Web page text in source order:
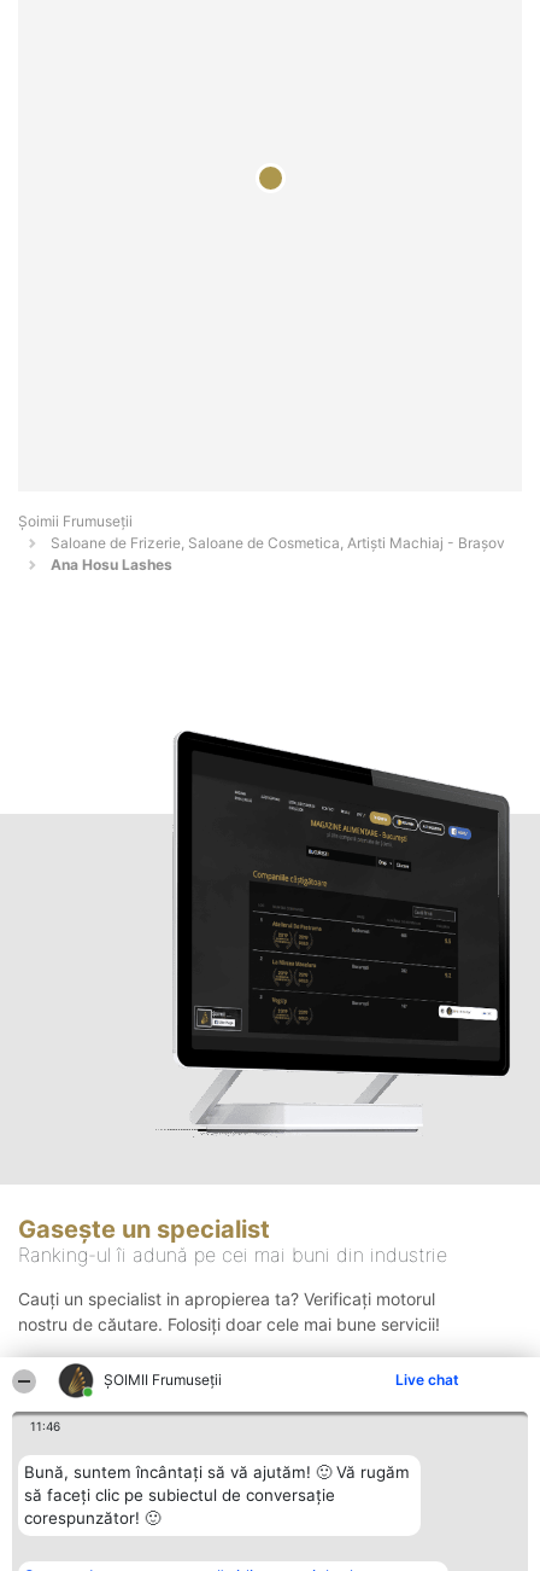
ȘOIMII Frumuseții Live chat
11:46
Bună, suntem încântați să vă ajutăm! 🙂 Vă rugăm
să faceți clic pe subiectul de conversație
corespunzător! 🙂
Șoimii Frumuseții
Saloane de Frizerie, Saloane de Cosmetica, Artiști Machiaj - Braşov
Ana Hosu Lashes
Gasește un specialist
Ranking-ul îi adună pe cei mai buni din industrie
Cauți un specialist in apropierea ta? Verificați motorul
nostru de căutare. Folosiți doar cele mai bune servicii!